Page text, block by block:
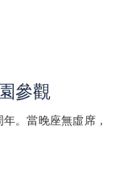
參觀
。當晚座無虛席，